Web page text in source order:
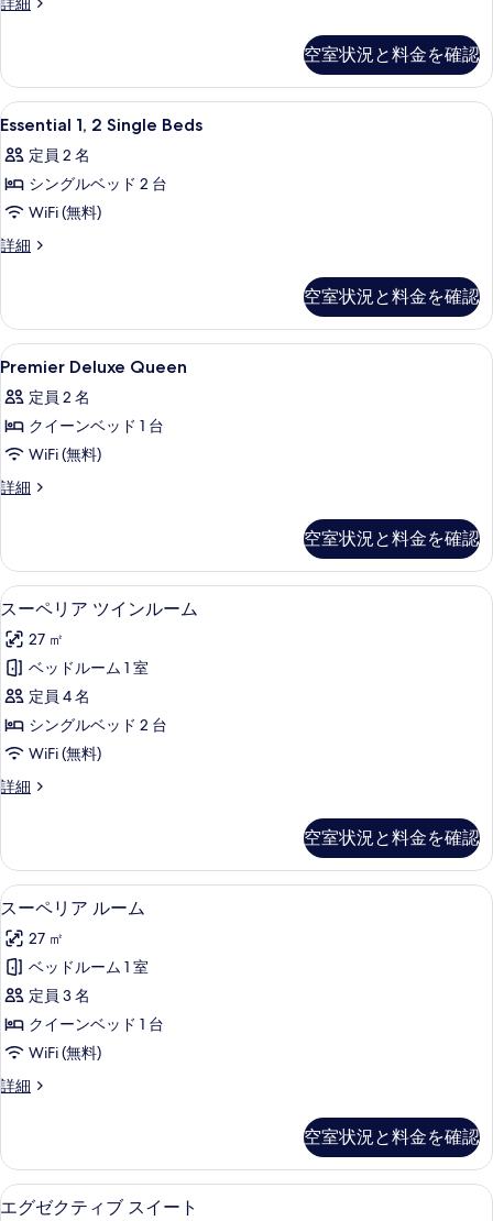
り
条
件
写
真
を
表
示
す
る
詳
細
空室状況と料金を確認
Essential
1,
2
Single
Beds
の
て
の
真
を
表
示
る
ミニバー、セーフティボックス (室内
5
Essential 1, 2 Single Beds
定員 2 名
シングルベッド 2 台
WiFi (無料)
詳細
Essential
Beds
の
詳
空室状況と料金を確認
Premier
Deluxe
Queen
の
す
べ
写
真
を
表
示
す
る
ミニバー、セーフティボックス (室内
9
Premier Deluxe Queen
定員 2 名
クイーンベッド 1 台
WiFi (無料)
詳細
Premier
詳
細
空室状況と料金を確認
ス
ー
ペ
リ
ア
ツ
イ
ン
ー
ム
の
す
べ
て
の
写
真
示
す
ミニバー、セーフティボックス (室内
6
スーペリア ツインルーム
27 ㎡
ベッドルーム 1 室
定員 4 名
シングルベッド 2 台
WiFi (無料)
詳細
ス
ア
ツ
イ
ル
ー
の
詳
細
空室状況と料金を確認
ス
ー
ペ
リ
ア
ル
ー
ム
す
べ
て
スーペリア ルーム | ミニバー、セー
5
スーペリア ルーム
27 ㎡
ベッドルーム 1 室
定員 3 名
クイーンベッド 1 台
WiFi (無料)
詳細
ス
ア
ル
ー
空室状況と料金を確認
エ
エグゼクティブ スイート | リビング
5
エグゼクティブ スイート